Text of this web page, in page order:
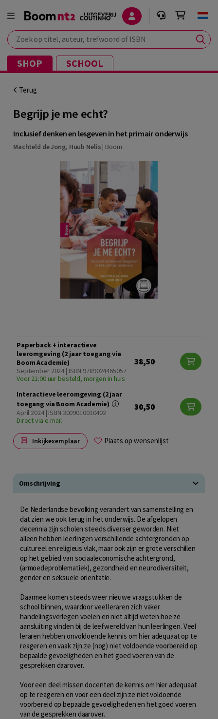
Zoek op titel, auteur, trefwoord of ISBN
SHOP SCHOOL
Terug
Begrijp je me echt?
Inclusief denken en lesgeven in het primair onderwijs
Machteld de Jong, Huub Nelis | Boom
Paperback + interactieve
leeromgeving (2 jaar toegang via
Boom Academie)
September 2024 | ISBN 9789024465057
Voor 21:00 uur besteld, morgen in huis
38,50
Interactieve leeromgeving (2 jaar
toegang via Boom Academie)
April 2024 | ISBN 3009010010402
Direct via e-mail
30,50
Inkijkexemplaar Plaats op wensenlijst
Omschrijving
De Nederlandse bevolking verandert van samenstelling en
dat zien we ook terug in het onderwijs. De afgelopen
decennia zijn scholen steeds diverser geworden. Niet
alleen hebben leerlingen verschillende achtergronden op
cultureel en religieus vlak, maar ook zijn er grote verschillen
op het gebied van sociaaleconomische achtergrond,
(armoedeproblematiek), gezondheid en neurodiversiteit,
gender en seksuele oriëntatie.
Daarmee komen steeds weer nieuwe vraagstukken de
school binnen, waardoor veel leraren zich vaker
handelingsverlegen voelen en niet altijd weten hoe ze
aansluiting vinden bij de leefwereld van hun leerlingen. Veel
leraren hebben onvoldoende kennis om hier adequaat op te
reageren en vaak zijn ze (nog) niet voldoende voorbereid op
bepaalde gevoeligheden en het goed voeren van de
gesprekken daarover.
Voor een deel missen docenten de kennis om hier adequaat
op te reageren en voor een deel zijn ze niet voldoende
voorbereid op bepaalde gevoeligheden en het goed voeren
van de gesprekken daarover.